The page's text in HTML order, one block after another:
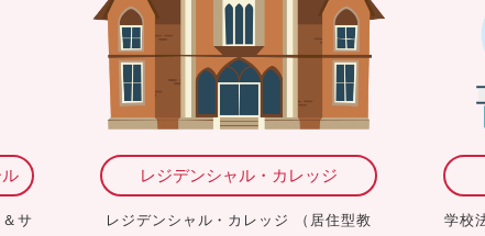
サ
レジデンシャル・カレッジ
レジデンシャル・カレッジ （居住型教
学校